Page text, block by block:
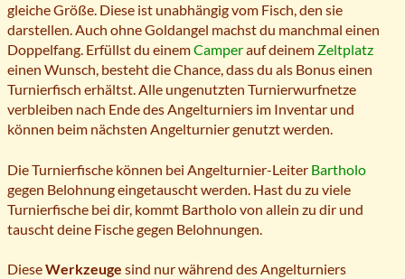
gleiche Größe. Diese ist unabhängig vom Fisch, den sie
darstellen. Auch ohne Goldangel machst du manchmal einen
Doppelfang. Erfüllst du einemCamperauf deinem Zeltplatz
einen Wunsch, besteht die Chance, dass du als Bonus einen
Turnierfisch erhältst. Alle ungenutzten Turnierwurfnetze
verbleiben nach Ende des Angelturniers im Inventar und
können beim nächsten Angelturnier genutzt werden.
Die Turnierfische können bei Angelturnier-Leiter Bartholo
gegen Belohnung eingetauscht werden. Hast du zu viele
Turnierfische bei dir, kommt Bartholo von allein zu dir und
tauscht deine Fische gegen Belohnungen.
DieseWerkzeuge sind nur während des Angelturniers